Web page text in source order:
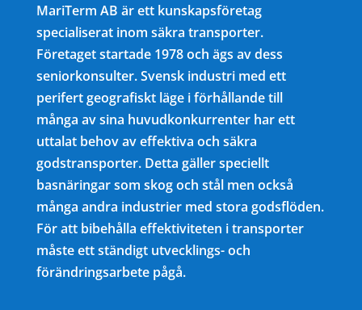
MariTerm AB är ett kunskapsföretag
specialiserat inom säkra transporter.
Företaget startade 1978 och ägs av dess
seniorkonsulter. Svensk industri med ett
perifert geografiskt läge i förhållande till
många av sina huvudkonkurrenter har ett
uttalat behov av effektiva och säkra
godstransporter. Detta gäller speciellt
basnäringar som skog och stål men också
många andra industrier med stora godsflöden.
För att bibehålla effektiviteten i transporter
måste ett ständigt utvecklings- och
förändringsarbete pågå.